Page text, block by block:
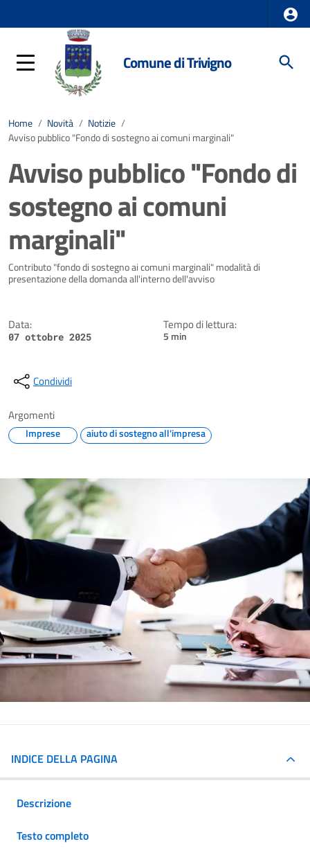
Comune di Trivigno
Home / Novità / Notizie /
Avviso pubblico "Fondo di sostegno ai comuni marginali"
Avviso pubblico "Fondo di
sostegno ai comuni
marginali"
Dettagli della notizia
Contributo "fondo di sostegno ai comuni marginali" modalità di
presentazione della domanda all'interno dell'avviso
Data:
07 ottobre 2025
Tempo di lettura:
5 min
Condividi
Argomenti
Imprese aiuto di sostegno all'impresa
INDICE DELLA PAGINA
Descrizione
Testo completo